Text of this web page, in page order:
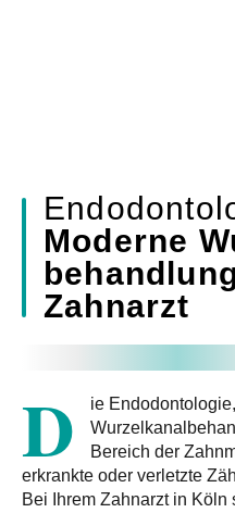
Moderne
Zahnarzt
D
ie
Bereich der
erkrankte oder verletzte
Bei Ihrem Zahnarzt in